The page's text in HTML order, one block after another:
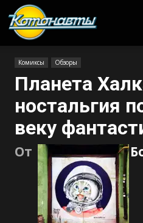
Комиксы Обзоры
Планета
ностальгия
веку
От